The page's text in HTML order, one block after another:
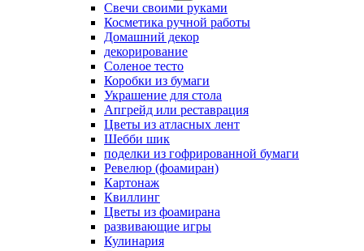
Свечи своими руками
Косметика ручной работы
Домашний декор
декорирование
Соленое тесто
Коробки из бумаги
Украшение для стола
Апгрейд или реставрация
Цветы из атласных лент
Шебби шик
поделки из гофрированной бумаги
Ревелюр (фоамиран)
Картонаж
Квиллинг
Цветы из фоамирана
развивающие игры
Кулинария